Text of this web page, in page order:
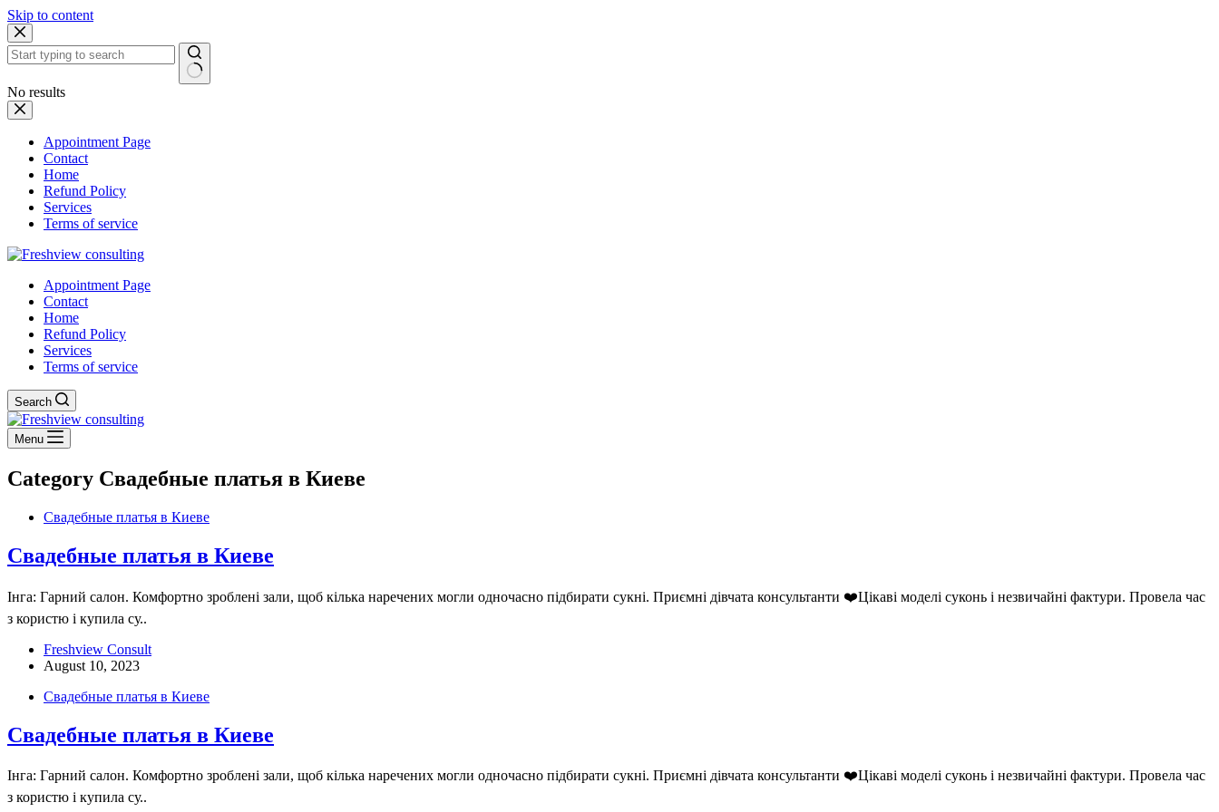
Skip to content
No results
Appointment Page
Contact
Home
Refund Policy
Services
Terms of service
Appointment Page
Contact
Home
Refund Policy
Services
Terms of service
Search
Menu
Category Свадебные платья в Киеве
Свадебные платья в Киеве
Свадебные платья в Киеве
Інга: Гарний салон. Комфортно зроблені зали, щоб кілька наречених могли одночасно підбирати сукні. Приємні дівчата консультанти ❤️Цікаві моделі суконь і незвичайні фактури. Провела час
з користю і купила су..
Freshview Consult
August 10, 2023
Свадебные платья в Киеве
Свадебные платья в Киеве
Інга: Гарний салон. Комфортно зроблені зали, щоб кілька наречених могли одночасно підбирати сукні. Приємні дівчата консультанти ❤️Цікаві моделі суконь і незвичайні фактури. Провела час
з користю і купила су..